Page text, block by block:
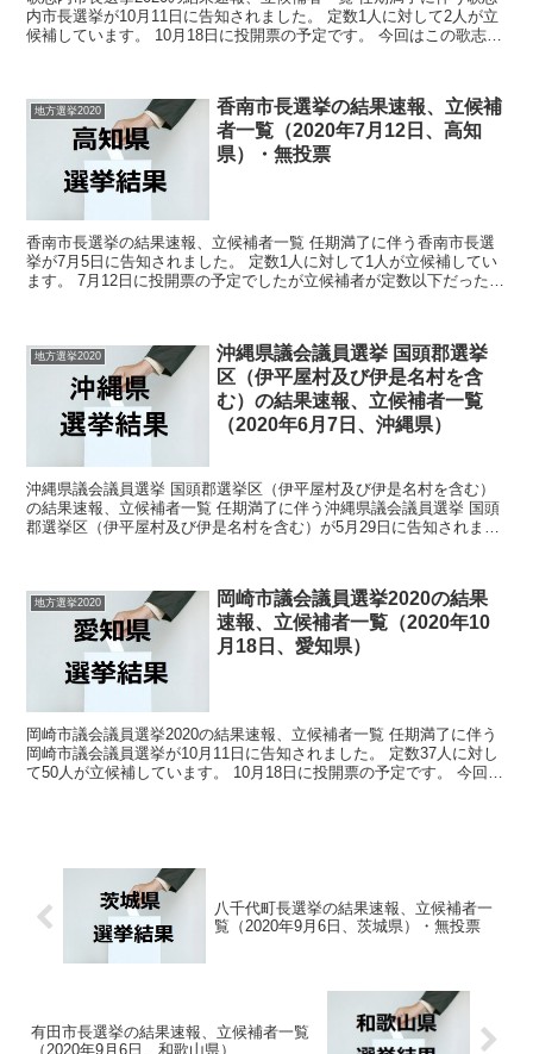
内市長選挙が10月11日に告知されました。 定数1人に対して2人が立
候補しています。 10月18日に投開票の予定です。 今回はこの歌志内
地方選挙2020
香南市長選挙の結果速報、立候補
者一覧（2020年7月12日、高知
県）・無投票
香南市長選挙の結果速報、立候補者一覧 任期満了に伴う香南市長選
挙が7月5日に告知されました。 定数1人に対して1人が立候補してい
ます。 7月12日に投開票の予定でしたが立候補者が定数以下だったの
地方選挙2020
沖縄県議会議員選挙 国頭郡選挙
区（伊平屋村及び伊是名村を含
む）の結果速報、立候補者一覧
（2020年6月7日、沖縄県）
沖縄県議会議員選挙 国頭郡選挙区（伊平屋村及び伊是名村を含む）
の結果速報、立候補者一覧 任期満了に伴う沖縄県議会議員選挙 国頭
郡選挙区（伊平屋村及び伊是名村を含む）が5月29日に告知されまし
地方選挙2020
岡崎市議会議員選挙2020の結果
速報、立候補者一覧（2020年10
月18日、愛知県）
岡崎市議会議員選挙2020の結果速報、立候補者一覧 任期満了に伴う
岡崎市議会議員選挙が10月11日に告知されました。 定数37人に対し
て50人が立候補しています。 10月18日に投開票の予定です。 今回は
八千代町長選挙の結果速報、立候補者一
覧（2020年9月6日、茨城県）・無投票
有田市長選挙の結果速報、立候補者一覧
（2020年9月6日、和歌山県）